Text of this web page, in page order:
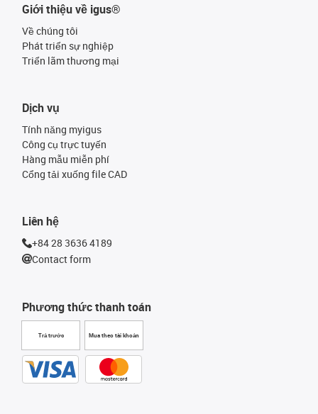
Giới thiệu về igus®
Về chúng tôi
Phát triển sự nghiệp
Triển lãm thương mại
Phương thức thanh toán
Trả trước Mua theo tài khoản
Dịch vụ
Tính năng myigus
Công cụ trực tuyến
Hàng mẫu miễn phí
Cổng tải xuống file CAD
Liên hệ
+84 28 3636 4189
Contact form